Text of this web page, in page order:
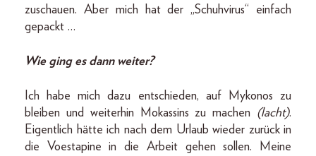
zuschauen. Aber mich hat der „Schuhvirus“ einfach
gepackt …
Wie ging es dann weiter?
Ich habe mich dazu entschieden, auf Mykonos zu
bleiben und weiterhin Mokassins zu machen (lacht).
Eigentlich hätte ich nach dem Urlaub wieder zurück in
die Voestapine in die Arbeit gehen sollen. Meine